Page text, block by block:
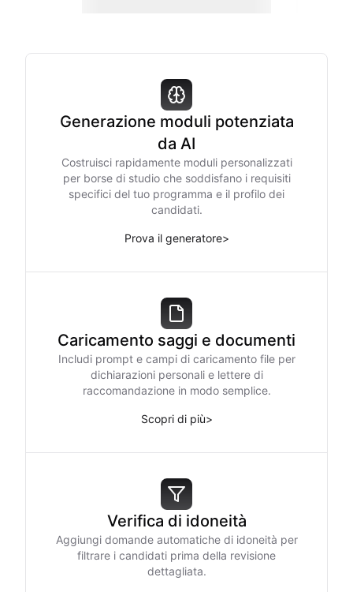
Generazione moduli potenziata
da AI
Costruisci rapidamente moduli personalizzati
per borse di studio che soddisfano i requisiti
specifici del tuo programma e il profilo dei
candidati.
Prova il generatore>
Caricamento saggi e documenti
Includi prompt e campi di caricamento file per
dichiarazioni personali e lettere di
raccomandazione in modo semplice.
Scopri di più>
Verifica di idoneità
Aggiungi domande automatiche di idoneità per
filtrare i candidati prima della revisione
dettagliata.